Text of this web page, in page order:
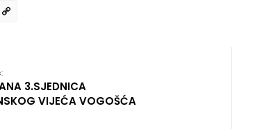
Facebook
3.SJEDNICA
VIJEĆA VOGOŠĆA